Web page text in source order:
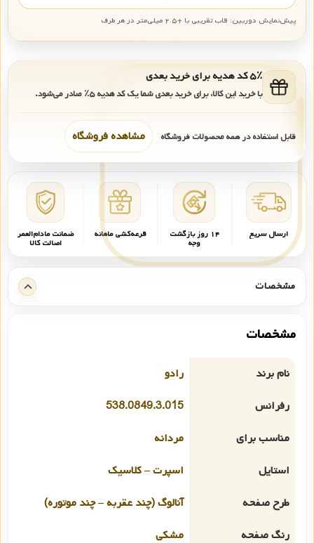
پیش‌نمایش دوربین: قاب تقریبی با +۲.۵ میلی‌متر در هر طرف
۵٪ کد هدیه برای خرید بعدی
با خرید این کالا، برای خرید بعدی شما یک کد هدیه۵٪ صادر می‌شود.
قابل استفاده در همه محصولات فروشگاه مشاهده فروشگاه
ارسال سریع ۱۴ روز بازگشت
وجه
قرعه‌کشی ماهانه ضمانت مادام‌العمر
اصالت کالا
مشخصات
مشخصات
نام برند
رادو
رفرانس
538.0849.3.015
مناسب برای
مردانه
استایل
اسپرت – کلاسیک
طرح صفحه
آنالوگ (چند عقربه – چند موتوره)
رنگ صفحه
مشکی